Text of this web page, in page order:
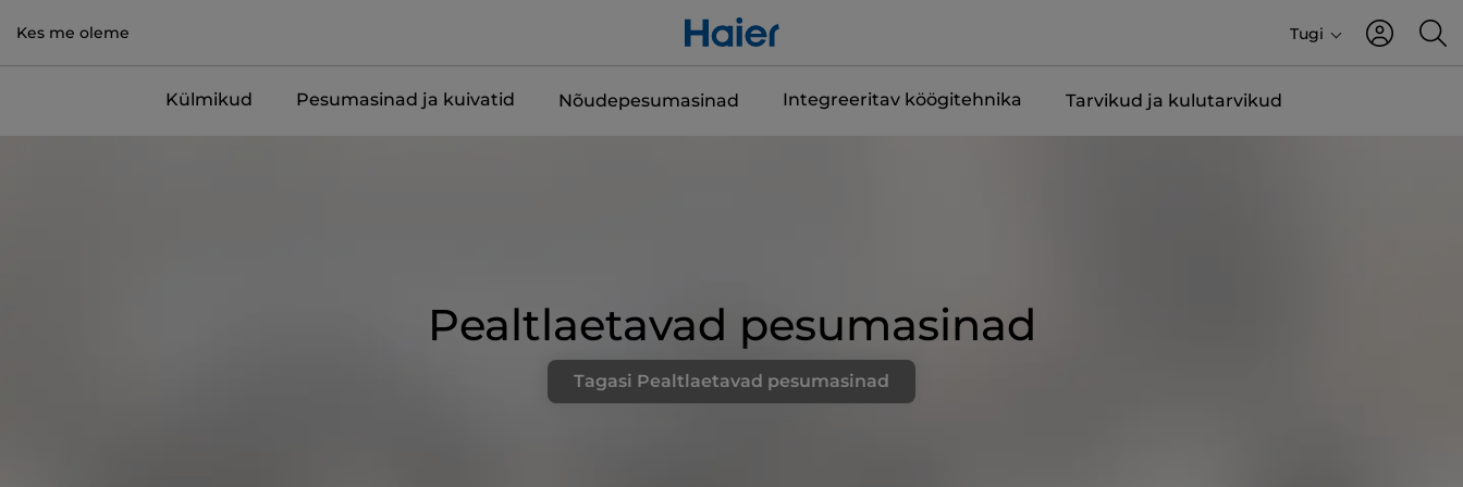
Kes me oleme Tugi
Külmikud Pesumasinad ja kuivatid Nõudepesumasinad Integreeritav köögitehnika Tarvikud ja kulutarvikud
Pealtlaetavad pesumasinad
Tagasi Pealtlaetavad pesumasinad